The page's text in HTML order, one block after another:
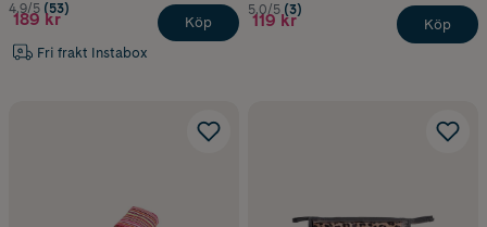
4.9/5 (53)
189 kr
Fri frakt Instabox
Köp
5.0/5 (3)
119 kr Köp